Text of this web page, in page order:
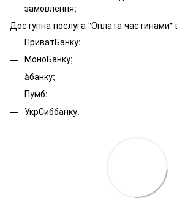
замовлення;
Доступна послуга "Оплата частинами"
ПриватБанку;
МоноБанку;
àбанку;
Пумб;
УкрСиббанку.